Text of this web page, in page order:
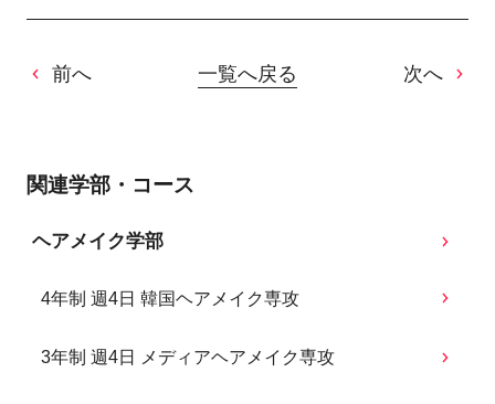
前へ 一覧へ戻る 次へ
関連学部・コース
ヘアメイク学部
4年制 週4日 韓国ヘアメイク専攻
3年制 週4日 メディアヘアメイク専攻